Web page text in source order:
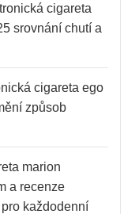
cigareta
srovnání chutí a
cigareta ego
způsob
marion
a recenze
každodenní